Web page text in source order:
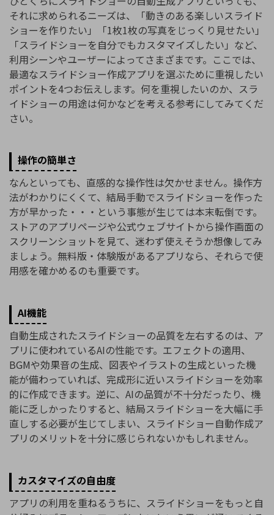
それに求められるニーズは、「動きのある楽しいスライド
ショーを作りたい」「1枚1枚の写真をじっくり見せたい」
「スライドショーを自分でもカスタマイズしたい」など、
利用シーンやユーザーによってさまざまです。ここでは、
最適なスライドショー作成アプリを選ぶために重視したい
ポイントを4つお伝えします。何を重視したいのか、スラ
イドショーの用途は何かなどを考える参考にしてみてくだ
さい。
操作の簡単さ
なんといっても、直感的な操作性は欠かせません。操作方
法がわかりにくくて、結局手動でスライドショーを作った
方が早かった・・・という事態が生じては本末転倒です。
ストアのアプリページや公式ウェブサイトから操作画面の
スクリーンショットを見て、迷わず使えそうか想像してみ
ましょう。無料版・体験版があるアプリなら、それらで使
用感を確かめるのも重要です。
AI機能
自動生成されたスライドショーの品質を左右するのは、ア
プリに使われているAIの性能です。エフェクトの適用、
BGMや効果音の生成、図表やイラストの生成といった機
能が備わっていれば、完成形に近いスライドショーを効率
的に作成できます。逆に、AIの品質が不十分だったり、機
能に乏しかったりすると、結局スライドショーを大幅に手
直しする必要が生じてしまい、スライドショー自動作成ア
プリのメリットを十分に感じられないかもしれません。
カスタマイズの自由度
アプリの利用を重ねるうちに、スライドショーをもっと自